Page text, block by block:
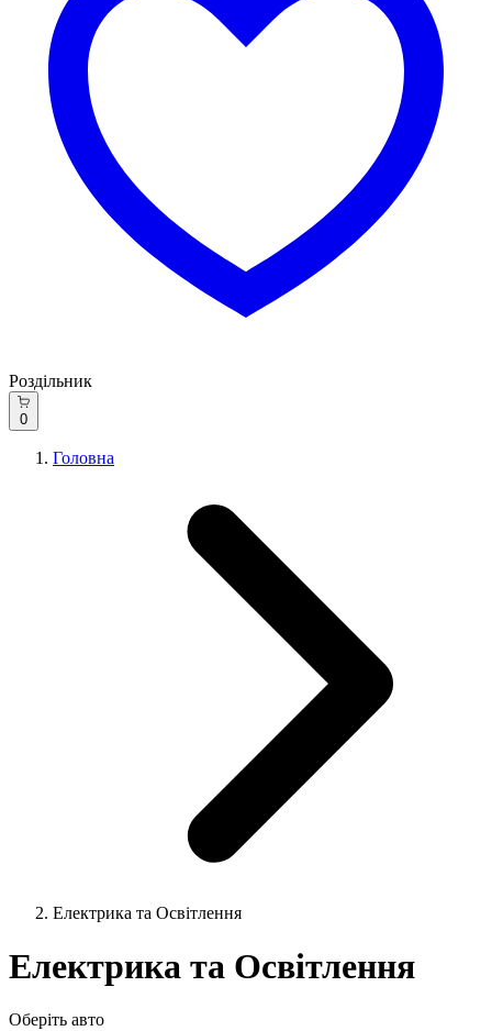
Роздільник
0
Головна
Електрика та Освітлення
Електрика та Освітлення
Оберіть авто